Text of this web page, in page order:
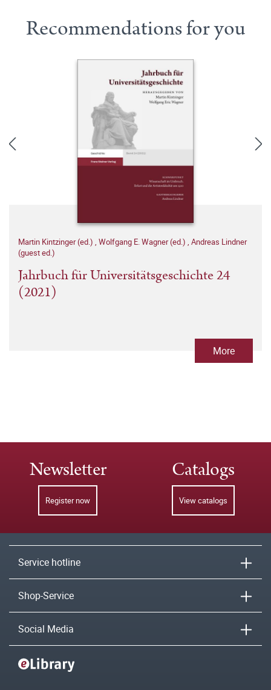
Recommendations for you
Martin Kintzinger (ed.) , Wolfgang E. Wagner (ed.) , Andreas Lindner
(guest ed.)
Jahrbuch für Universitätsgeschichte 24
(2021)
More
Newsletter
Register now
Catalogs
View catalogs
Service hotline
Shop-Service
Social Media